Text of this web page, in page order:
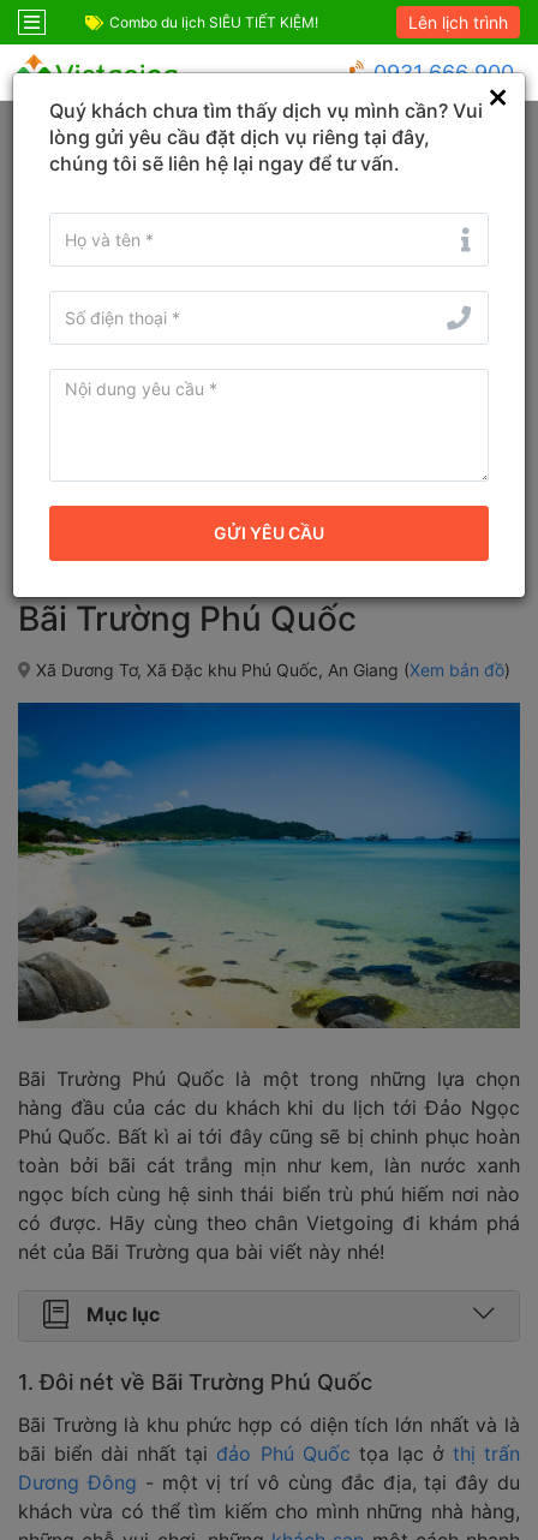
TIẾT KIỆM! Combo Phú Quốc Giá Cực SốcLên lịch trình
0931 666 900
Trang chủ An Giang Phú Quốc
Tìm tên Khách sạn, Tỉnh/TP, Địa danh...
Tìm khách sạn ở gần đây
Từ ngày - Đến ngày
Bãi Trường Phú Quốc
Xã Dương Tơ, Xã Đặc khu Phú Quốc, An Giang (Xem bản đồ)
Bãi Trường Phú Quốc là một trong những lựa chọn
hàng đầu của các du khách khi du lịch tới Đảo Ngọc
Phú Quốc. Bất kì ai tới đây cũng sẽ bị chinh phục hoàn
toàn bởi bãi cát trắng mịn như kem, làn nước xanh
ngọc bích cùng hệ sinh thái biển trù phú hiếm nơi nào
có được. Hãy cùng theo chân Vietgoing đi khám phá
nét của Bãi Trường qua bài viết này nhé!
Mục lục
1. Đôi nét về Bãi Trường Phú Quốc
Bãi Trường là khu phức hợp có diện tích lớn nhất và là
bãi biển dài nhất tại đảo Phú Quốc tọa lạc ở thị trấn
Dương Đông - một vị trí vô cùng đắc địa, tại đây du
khách vừa có thể tìm kiếm cho mình những nhà hàng,
Quý khách chưa tìm thấy dịch vụ mình cần? Vui
lòng gửi yêu cầu đặt dịch vụ riêng tại đây,
chúng tôi sẽ liên hệ lại ngay để tư vấn.